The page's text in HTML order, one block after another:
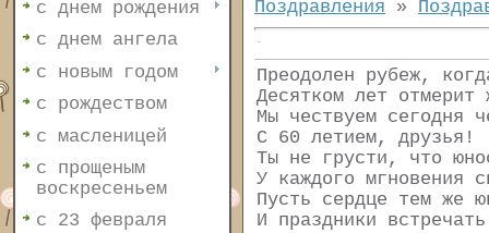
с днем рождения
с днем ангела
с новым годом
с рождеством
с масленицей
с прощеным
воскресеньем
с 23 февраля
Поздравления »
Преодолен рубеж,
Десятком лет отмерит
Мы чествуем сегодня
С 60 летием, друзья!
Ты не грусти, что
У каждого мгновения
Пусть сердце тем же
И праздники